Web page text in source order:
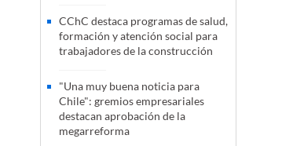
CChC destaca programas de salud,
formación y atención social para
trabajadores de la construcción
"Una muy buena noticia para
Chile": gremios empresariales
destacan aprobación de la
megarreforma